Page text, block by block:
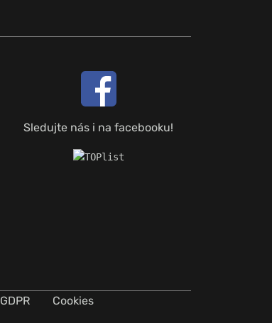
Sledujte nás i na facebooku!
GDPR Cookies